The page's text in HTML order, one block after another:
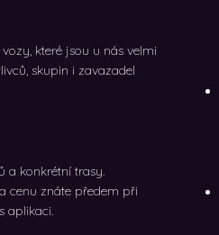
které jsou u nás velmi
skupin i zavazadel
a konkrétní trasy.
cenu znáte předem při
aplikaci.